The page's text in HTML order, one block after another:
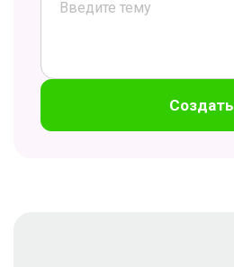
Создать